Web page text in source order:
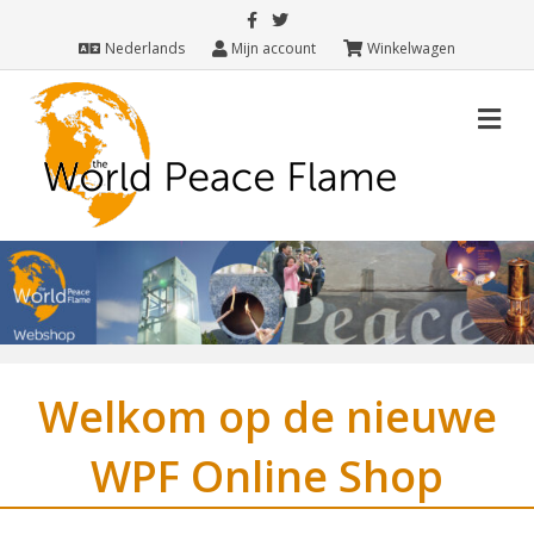
Facebook
Twitter
Nederlands
Mijn account Winkelwagen
Welkom op de nieuwe
WPF Online Shop